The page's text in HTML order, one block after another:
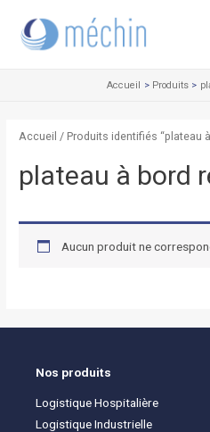
contenu
Accueil Produits
Accueil / Produits identifiés “plateau
plateau à bord
Aucun produit ne
Nos produits
Logistique Hospitalière
Logistique Industrielle